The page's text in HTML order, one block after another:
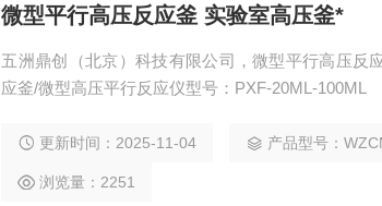
微型平行高压反应釜 实验室高压釜*
五洲鼎创（北京）科技有限公司，微型平行高压反
应釜/微型高压平行反应仪型号：PXF-20ML-100ML
更新时间：2025-11-04 产品型号：WZCN-
浏览量：2251